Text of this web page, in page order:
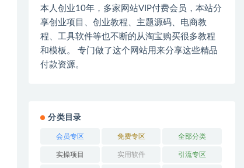
本人创业10年，多家网站VIP付费会员，本站分
享创业项目、创业教程、主题源码、电商教
程、工具软件等也不断的从淘宝购买很多教程
和模板。 专门做了这个网站用来分享这些精品
付款资源。
分类目录
会员专区 免费专区 全部分类
实操项目 实用软件 引流专区